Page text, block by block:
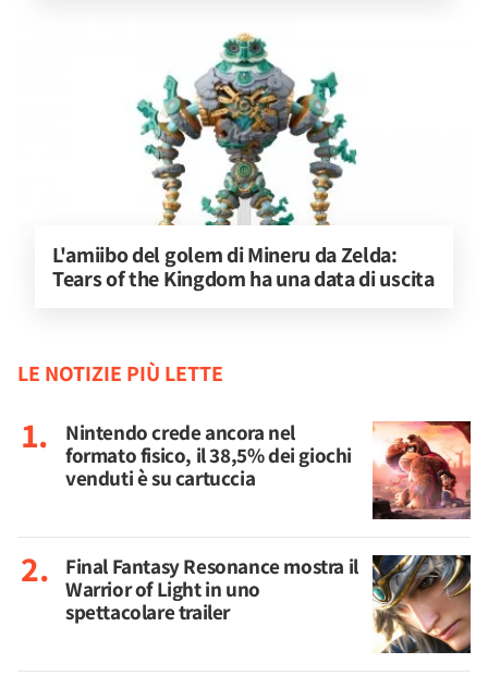
L'amiibo del golem di Mineru da Zelda:
Tears of the Kingdom ha una data di uscita
LE NOTIZIE PIÙ LETTE
Nintendo crede ancora nel
formato fisico, il 38,5% dei giochi
venduti è su cartuccia
Final Fantasy Resonance mostra il
Warrior of Light in uno
spettacolare trailer